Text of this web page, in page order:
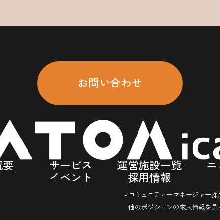
お問い合わせ
要 サービス 運営施設一覧
ニ
イベント
採用情報
- コミュニティーマネージャー採
- 他のポジションの求人情報を見